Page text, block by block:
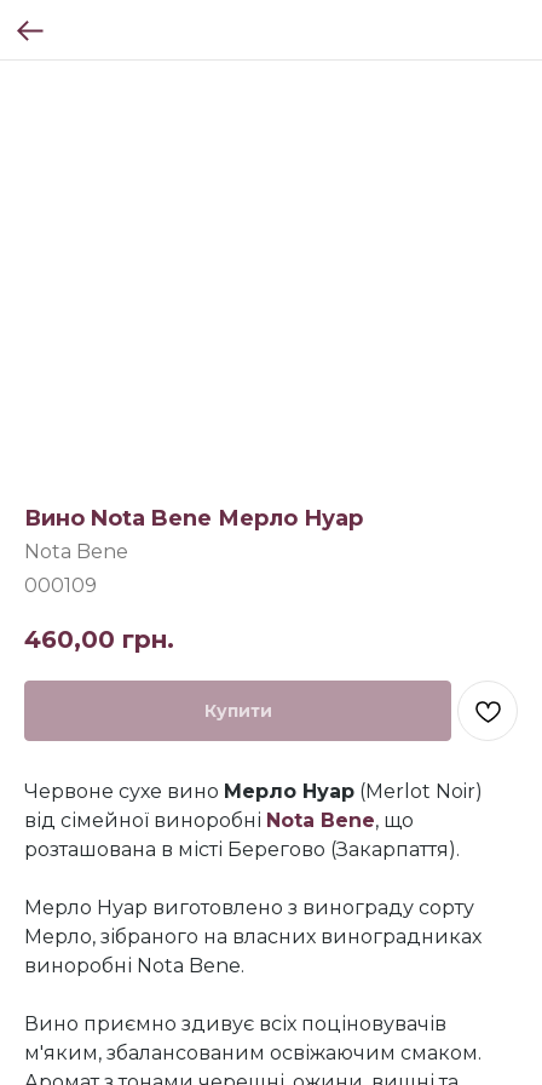
Вино Nota Bene Мерло Нуар
Nota Bene
000109
460,00 грн.
Купити
Червоне сухе вино Мерло Нуар (Merlot Noir)
від сімейної виноробні Nota Bene, що
розташована в місті Берегово (Закарпаття).
Мерло Нуар виготовлено з винограду сорту
Мерло, зібраного на власних виноградниках
виноробні Nota Bene.
Вино приємно здивує всіх поціновувачів
м'яким, збалансованим освіжаючим смаком.